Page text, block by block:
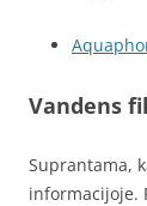
Vandens
Suprantama,
informacijoje.